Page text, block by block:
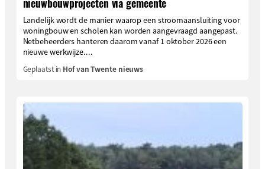
nieuwbouwprojecten via gemeente
Landelijk wordt de manier waarop een stroomaansluiting voor
woningbouw en scholen kan worden aangevraagd aangepast.
Netbeheerders hanteren daarom vanaf 1 oktober 2026 een
nieuwe werkwijze....
Geplaatst in Hof van Twente nieuws